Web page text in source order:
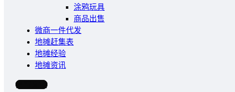
涂鸦玩具
商品出售
微商一件代发
地摊赶集表
地摊经验
地摊资讯
写文章